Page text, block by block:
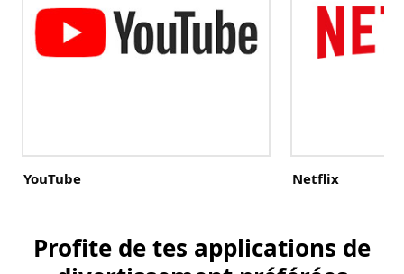
YouTube Netflix
Profite de tes applications de